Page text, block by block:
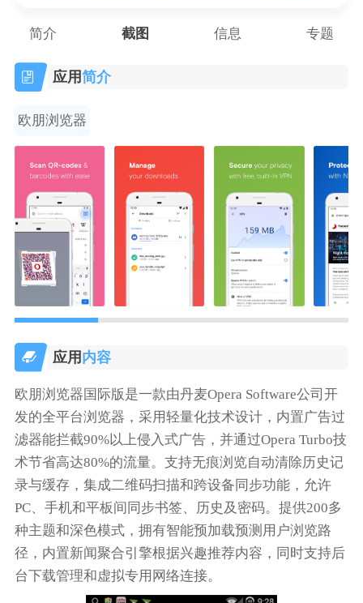
简介 截图 信息 专题
应用简介
欧朋浏览器
应用 内容
欧朋浏览器国际版是一款由丹麦Opera Software公司开
发的全平台浏览器，采用轻量化技术设计，内置广告过
滤器能拦截90%以上侵入式广告，并通过Opera Turbo技
术节省高达80%的流量。支持无痕浏览自动清除历史记
录与缓存，集成二维码扫描和跨设备同步功能，允许
PC、手机和平板间同步书签、历史及密码。提供200多
种主题和深色模式，拥有智能预加载预测用户浏览路
径，内置新闻聚合引擎根据兴趣推荐内容，同时支持后
台下载管理和虚拟专用网络连接。